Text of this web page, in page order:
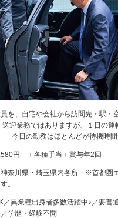
を、自宅や会社から訪問先・駅・
送迎業務ではありますが、１日の運
「今日の勤務はほとんどが待機時
円 ＋各種手当＋賞与年2回
奈川県・埼玉県内各所 ※首都圏
。
／異業種出身者多数活躍中♪／要普
学歴・経験不問